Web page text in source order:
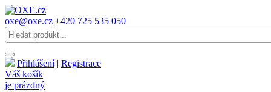
oxe@oxe.cz +420 725 535 050
Přihlášení| Registrace
Váš košík
je prázdný